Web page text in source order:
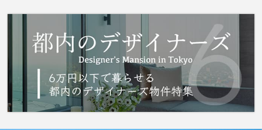
生活する上で欠かせないエアコンが設置されて
付きでご好評の1Kです。住まい探しの条件とい
うのは、人によって異なります。 城南コミュ
ニティなら、お客様の希望条件にマッチしたお
部屋をお探ししますので、足立区周辺の住まい
探しはお任せ下さい。